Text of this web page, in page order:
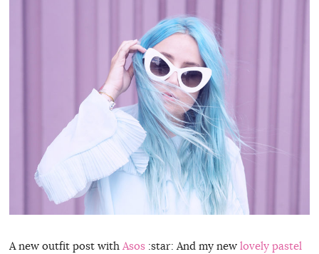
A new outfit post with Asos:star: And my new lovely pastel